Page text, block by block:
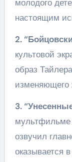
молодого
настоящим
2.
культовой
образ
изменяющего
3.
мультфильме
озвучил
оказывается